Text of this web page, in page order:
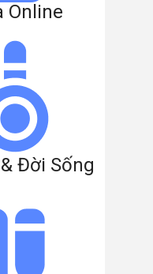
Online
Đời Sống